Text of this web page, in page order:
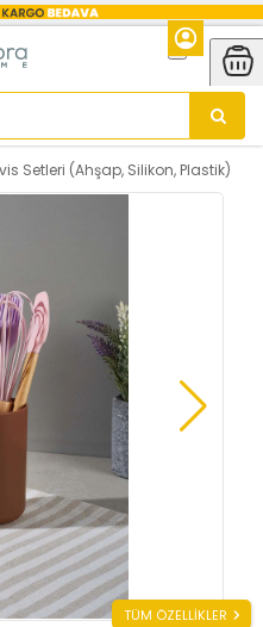
Setleri (Ahşap, Silikon, Plastik)
TÜM ÖZELLİKLER